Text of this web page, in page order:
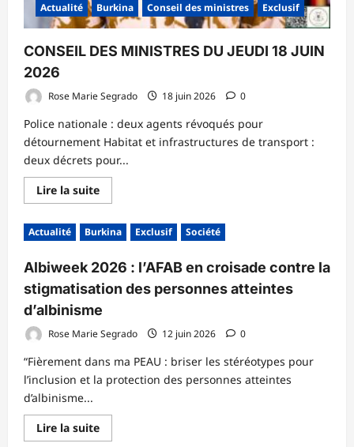
Actualité Burkina Conseil des ministres Exclusif
CONSEIL DES MINISTRES DU JEUDI 18 JUIN
2026
Rose Marie Segrado 18 juin 2026 0
Police nationale : deux agents révoqués pour
détournement Habitat et infrastructures de transport :
deux décrets pour...
Lire la suiteEn
savoir
sur
CONSEIL
DES
DU
JEUDI
18
2026
Actualité Burkina Exclusif Société
Albiweek 2026 : l’AFAB en croisade contre la
stigmatisation des personnes atteintes
d’albinisme
Rose Marie Segrado 12 juin 2026 0
“Fièrement dans ma PEAU : briser les stéréotypes pour
l’inclusion et la protection des personnes atteintes
d’albinisme...
Lire la suiteEn
savoir